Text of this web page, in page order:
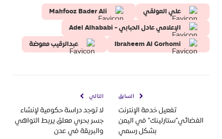
علي العولقي
Mahfooz Bader Ali
الإعلامي عادل الحبابي - Adel Alhababi
Ibraheem Al Gorhomi
عبدالرقيب معوضة
السابق
تفعيل خدمة الإنترنت
الفضائي”ستارلينك” في اليمن
بشكل رسمي
التالي
لا توجد دراسة حكومية لإنشاء
جسر بحري معلق يربط التواهي
والبريقة في عدن